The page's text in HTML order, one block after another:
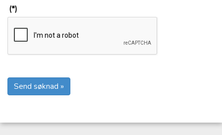
(*)
Send søknad »